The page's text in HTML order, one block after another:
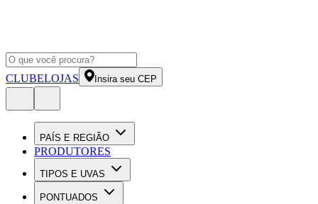
CLUBELOJAS Insira seu CEP
PAÍS E REGIÃO
PRODUTORES
TIPOS E UVAS
PONTUADOS